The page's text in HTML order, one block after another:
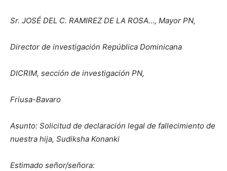
Sr. JOSÉ DEL C. RAMIREZ DE LA ROSA…, Mayor PN,
Director de investigación República Dominicana
DICRIM, sección de investigación PN,
Friusa-Bavaro
Asunto: Solicitud de declaración legal de fallecimiento de
nuestra hija, Sudiksha Konanki
Estimado señor/señora: